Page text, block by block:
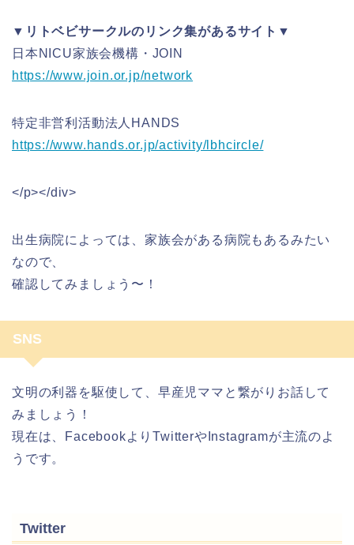
▼リトベビサークルのリンク集があるサイト▼
日本NICU家族会機構・JOIN
https://www.join.or.jp/network
特定非営利活動法人HANDS
https://www.hands.or.jp/activity/lbhcircle/
</p></div>
出生病院によっては、家族会がある病院もあるみたい
なので、
確認してみましょう〜！
SNS
文明の利器を駆使して、早産児ママと繋がりお話して
みましょう！
現在は、FacebookよりTwitterやInstagramが主流のよ
うです。
Twitter